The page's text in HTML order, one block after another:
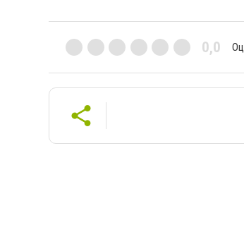
0,0